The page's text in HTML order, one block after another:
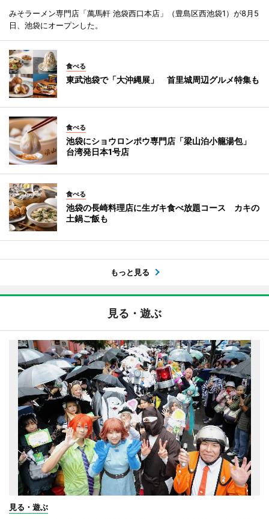
みそラーメン専門店「萬馬軒 池袋西口本店」（豊島区西池袋1）が8月5
日、池袋にオープンした。
食べる
東武池袋で「大沖縄展」 首里城周辺グルメ特集も
食べる
池袋にショウロンポウ専門店「梁山泊小籠湯包」
台湾発日本1号店
食べる
池袋の長崎料理店に生ガキ食べ放題コース カキの
土鍋ご飯も
もっと見る
見る・遊ぶ
見る・遊ぶ